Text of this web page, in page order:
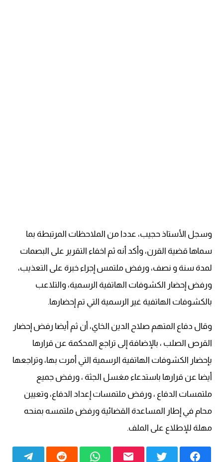
وسجل الأستاذ حجيب، عددا من الملاحظات المرتبطة بما
سماها قضية القرن، وأكد أنه ثم اخفاء التقرير على البصمات
لمدة سنة و نصف، ورفض ملتمس إجراء خبرة على التعذيب،
ورفض إحضار الكشوفات الهاتفية الرسمية، والتلاعب
بالكشوفات الهاتفية غير الرسمية التي تم إحضارها.
وقال دفاع المتهم صلاح الدين الخاي، أن ثم أيضا رفض إحضار
القرص الصلب ، بالإضافة إلى تراجع المحكمة عن قرارها
بإحضار الكشوفات الهاتفية الرسمية التي أمرت بها، وتراجعها
أيضا عن قرارها باستدعاء مغسل الجثة ، ورفض جميع
ملتمسات الدفاع ، ورفض ملتمسات إعداد الدفاع، وتعيين
محام في إطار المساعدة القضائية ورفض ملتمسه بمنحه
مهلة للإطلاع على الملف.